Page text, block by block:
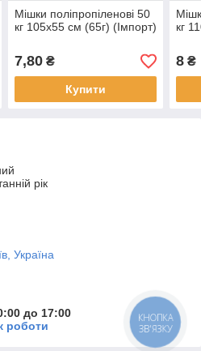
Мішки поліпропіленові 50
кг 105х55 см (65г) (Імпорт)
7,80₴
Купити
кг
8 ₴
рік
Україна
до 17:00
роботи
КНОПКА
ЗВ'ЯЗКУ